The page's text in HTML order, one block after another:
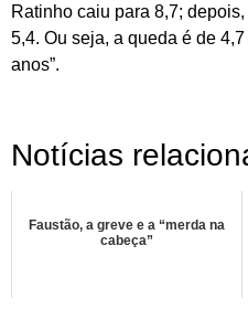
Ratinho caiu para 8,7;
5,4. Ou seja, a queda é de
anos”.
Notícias
Faustão, a greve e a “merda na
cabeça”